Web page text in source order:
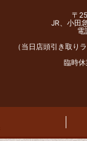
〒
JR、小田
電
（当日店頭引き取り
臨時休